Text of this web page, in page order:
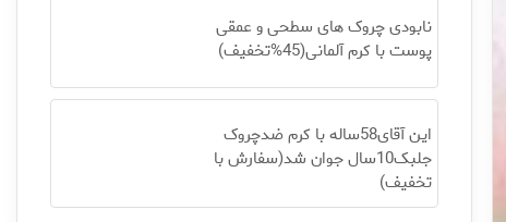
نابودی چروک های سطحی و عمقی
پوست با کرم آلمانی(45%تخفیف)
این آقای58ساله با کرم ضدچروک
جلبک10سال جوان شد(سفارش با
تخفیف)